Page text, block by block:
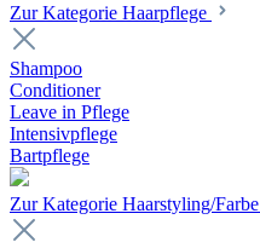
Zur Kategorie Haarpflege
Shampoo
Conditioner
Leave in Pflege
Intensivpflege
Bartpflege
Zur Kategorie Haarstyling/Farbe